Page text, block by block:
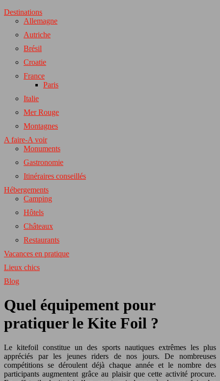
Destinations
Allemagne
Autriche
Brésil
Croatie
France
Paris
Italie
Mer Rouge
Montagnes
A faire-A voir
Monuments
Gastronomie
Itinéraires conseillés
Hébergements
Camping
Hôtels
Châteaux
Restaurants
Vacances en pratique
Lieux chics
Blog
Quel équipement pour
pratiquer le Kite Foil ?
Le kitefoil constitue un des sports nautiques extrêmes les plus
appréciés par les jeunes riders de nos jours. De nombreuses
compétitions se déroulent déjà chaque année et le nombre des
participants augmentent grâce au plaisir que cette activité procure.